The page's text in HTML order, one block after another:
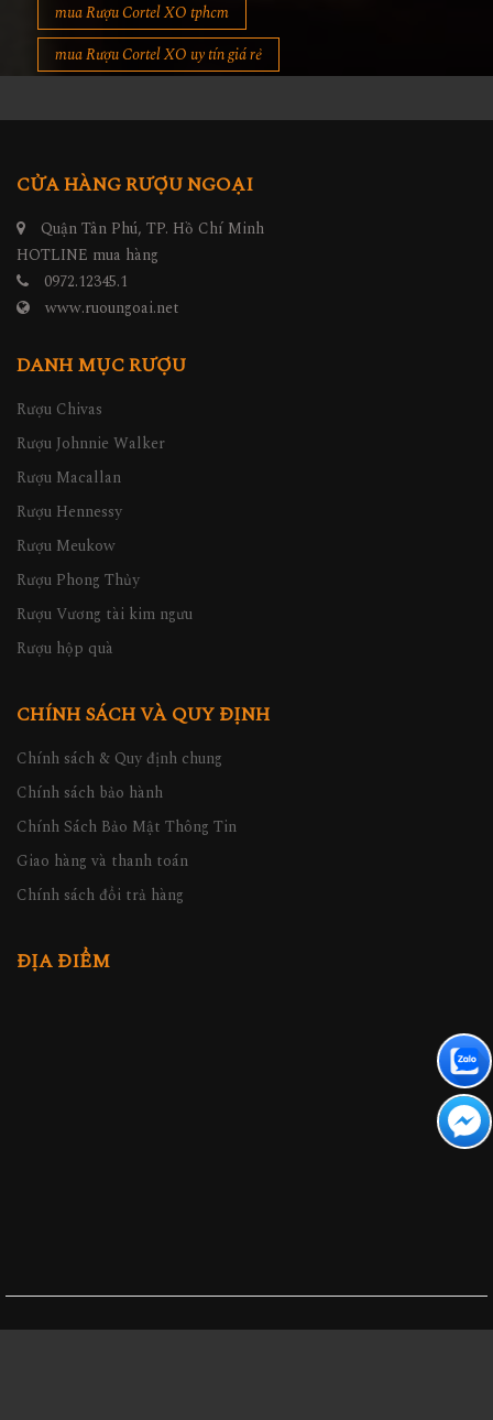
mua Rượu Cortel XO tphcm
mua Rượu Cortel XO uy tín giá rẻ
CỬA HÀNG RƯỢU NGOẠI
Quận Tân Phú, TP. Hồ Chí Minh
HOTLINE mua hàng
0972.12345.1
www.ruoungoai.net
DANH MỤC RƯỢU
Rượu Chivas
Rượu Johnnie Walker
Rượu Macallan
Rượu Hennessy
Rượu Meukow
Rượu Phong Thủy
Rượu Vương tài kim ngưu
Rượu hộp quà
CHÍNH SÁCH VÀ QUY ĐỊNH
Chính sách & Quy định chung
Chính sách bảo hành
Chính Sách Bảo Mật Thông Tin
Giao hàng và thanh toán
Chính sách đổi trả hàng
ĐỊA ĐIỂM